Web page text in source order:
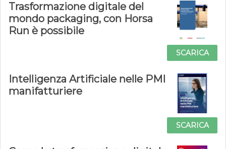
Trasformazione digitale del
mondo packaging, con Horsa
Run è possibile
SCARICA
Intelligenza Artificiale nelle PMI
manifatturiere
SCARICA